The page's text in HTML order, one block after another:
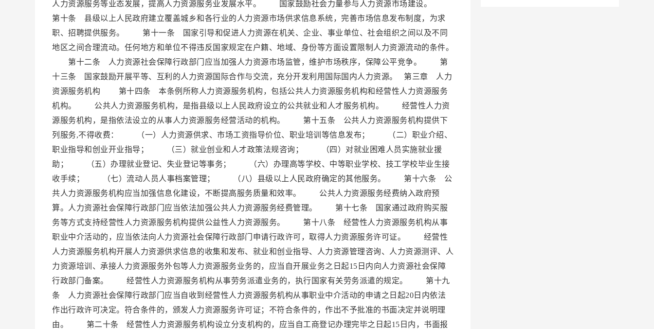
人力资源服务等业态发展，提高人力资源服务业发展水平。 国家鼓励社会力量参与人力资源市场建设。
第十条 县级以上人民政府建立覆盖城乡和各行业的人力资源市场供求信息系统，完善市场信息发布制度，为求
职、招聘提供服务。 第十一条 国家引导和促进人力资源在机关、企业、事业单位、社会组织之间以及不同
地区之间合理流动。任何地方和单位不得违反国家规定在户籍、地域、身份等方面设置限制人力资源流动的条件。
第十二条 人力资源社会保障行政部门应当加强人力资源市场监管，维护市场秩序，保障公平竞争。 第
十三条 国家鼓励开展平等、互利的人力资源国际合作与交流，充分开发利用国际国内人力资源。 第三章 人力
资源服务机构 第十四条 本条例所称人力资源服务机构，包括公共人力资源服务机构和经营性人力资源服务
机构。 公共人力资源服务机构，是指县级以上人民政府设立的公共就业和人才服务机构。 经营性人力资
源服务机构，是指依法设立的从事人力资源服务经营活动的机构。 第十五条 公共人力资源服务机构提供下
列服务,不得收费： （一）人力资源供求、市场工资指导价位、职业培训等信息发布； （二）职业介绍、
职业指导和创业开业指导； （三）就业创业和人才政策法规咨询； （四）对就业困难人员实施就业援
助； （五）办理就业登记、失业登记等事务； （六）办理高等学校、中等职业学校、技工学校毕业生接
收手续； （七）流动人员人事档案管理； （八）县级以上人民政府确定的其他服务。 第十六条 公
共人力资源服务机构应当加强信息化建设，不断提高服务质量和效率。 公共人力资源服务经费纳入政府预
算。人力资源社会保障行政部门应当依法加强公共人力资源服务经费管理。 第十七条 国家通过政府购买服
务等方式支持经营性人力资源服务机构提供公益性人力资源服务。 第十八条 经营性人力资源服务机构从事
职业中介活动的，应当依法向人力资源社会保障行政部门申请行政许可，取得人力资源服务许可证。 经营性
人力资源服务机构开展人力资源供求信息的收集和发布、就业和创业指导、人力资源管理咨询、人力资源测评、人
力资源培训、承接人力资源服务外包等人力资源服务业务的，应当自开展业务之日起15日内向人力资源社会保障
行政部门备案。 经营性人力资源服务机构从事劳务派遣业务的，执行国家有关劳务派遣的规定。 第十九
条 人力资源社会保障行政部门应当自收到经营性人力资源服务机构从事职业中介活动的申请之日起20日内依法
作出行政许可决定。符合条件的，颁发人力资源服务许可证；不符合条件的，作出不予批准的书面决定并说明理
由。 第二十条 经营性人力资源服务机构设立分支机构的，应当自工商登记办理完毕之日起15日内，书面报